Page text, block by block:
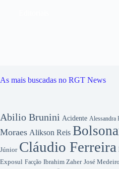
As mais buscadas no RGT News
Abilio Brunini Acidente Alessandra
Moraes Alikson Reis
Júnior Cláudio Ferreira
Exposul Facção Ibrahim Zaher José